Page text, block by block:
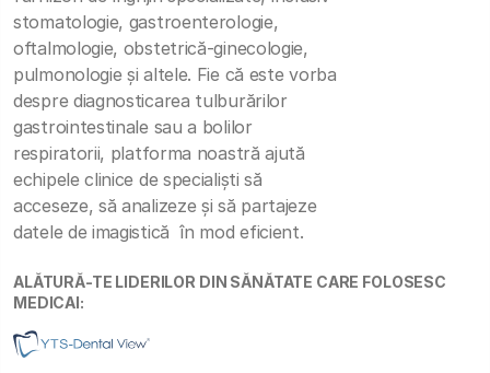
stomatologie, gastroenterologie,
oftalmologie, obstetrică-ginecologie,
pulmonologie și altele. Fie că este vorba
despre diagnosticarea tulburărilor
gastrointestinale sau a bolilor
respiratorii, platforma noastră ajută
echipele clinice de specialiști să
acceseze, să analizeze și să partajeze
datele de imagistică în mod eficient.
ALĂTURĂ-TE LIDERILOR DIN SĂNĂTATE CARE FOLOSESC
MEDICAI: